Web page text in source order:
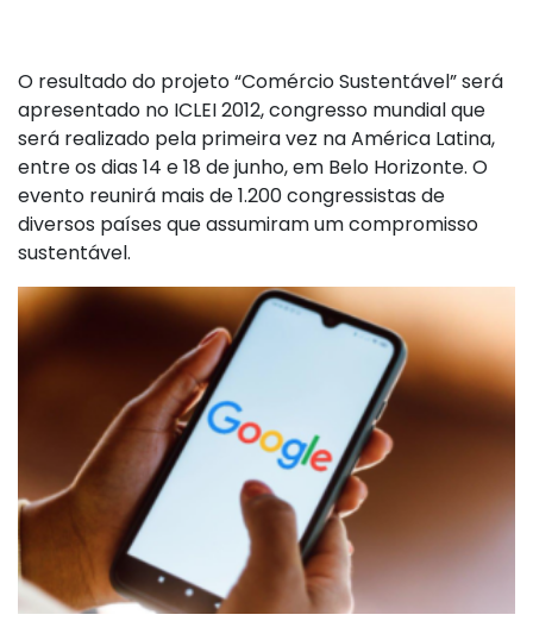
O resultado do projeto “Comércio Sustentável” será
apresentado no ICLEI 2012, congresso mundial que
será realizado pela primeira vez na América Latina,
entre os dias 14 e 18 de junho, em Belo Horizonte. O
evento reunirá mais de 1.200 congressistas de
diversos países que assumiram um compromisso
sustentável.